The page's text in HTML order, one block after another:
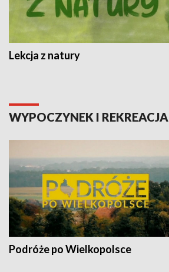
Lekcja z natury
WYPOCZYNEK I REKREACJA
Podróże po Wielkopolsce